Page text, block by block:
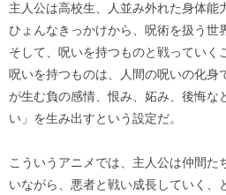
主人公は高校生、人並み外れた身体能
ひょんなきっかけから、呪術を扱う世
そして、呪いを持つものと戦っていく
呪いを持つものは、人間の呪いの化身
が生む負の感情、恨み、妬み、後悔な
い」を生み出すという設定だ。
こういうアニメでは、主人公は仲間た
いながら、悪者と戦い成長していく、